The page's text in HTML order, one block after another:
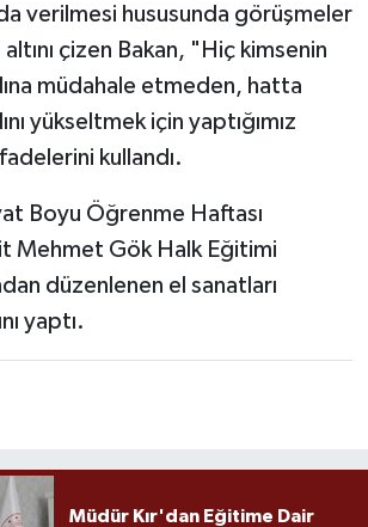
verilmesi hususunda görüşmeler
altını çizen Bakan, "Hiç kimsenin
müdahale etmeden, hatta
yükseltmek için yaptığımız
kullandı.
Boyu Öğrenme Haftası
Mehmet Gök Halk Eğitimi
düzenlenen el sanatları
yaptı.
Müdür Kır'dan Eğitime Dair